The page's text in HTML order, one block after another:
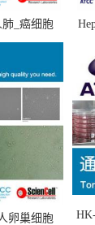
_癌细胞
胞)
卵巢细胞